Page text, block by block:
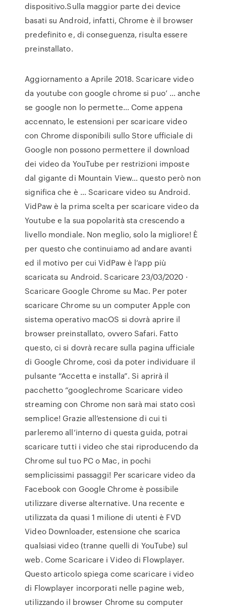
dispositivo.Sulla maggior parte dei device
basati su Android, infatti, Chrome è il browser
predefinito e, di conseguenza, risulta essere
preinstallato.
Aggiornamento a Aprile 2018. Scaricare video
da youtube con google chrome si puo’ … anche
se google non lo permette… Come appena
accennato, le estensioni per scaricare video
con Chrome disponibili sullo Store ufficiale di
Google non possono permettere il download
dei video da YouTube per restrizioni imposte
dal gigante di Mountain View… questo però non
significa che è … Scaricare video su Android.
VidPaw è la prima scelta per scaricare video da
Youtube e la sua popolarità sta crescendo a
livello mondiale. Non meglio, solo la migliore! È
per questo che continuiamo ad andare avanti
ed il motivo per cui VidPaw è l’app più
scaricata su Android. Scaricare 23/03/2020 ·
Scaricare Google Chrome su Mac. Per poter
scaricare Chrome su un computer Apple con
sistema operativo macOS si dovrà aprire il
browser preinstallato, ovvero Safari. Fatto
questo, ci si dovrà recare sulla pagina ufficiale
di Google Chrome, così da poter individuare il
pulsante “Accetta e installa”. Si aprirà il
pacchetto “googlechrome Scaricare video
streaming con Chrome non sarà mai stato così
semplice! Grazie all’estensione di cui ti
parleremo all’interno di questa guida, potrai
scaricare tutti i video che stai riproducendo da
Chrome sul tuo PC o Mac, in pochi
semplicissimi passaggi! Per scaricare video da
Facebook con Google Chrome è possibile
utilizzare diverse alternative. Una recente e
utilizzata da quasi 1 milione di utenti è FVD
Video Downloader, estensione che scarica
qualsiasi video (tranne quelli di YouTube) sul
web. Come Scaricare i Video di Flowplayer.
Questo articolo spiega come scaricare i video
di Flowplayer incorporati nelle pagine web,
utilizzando il browser Chrome su computer